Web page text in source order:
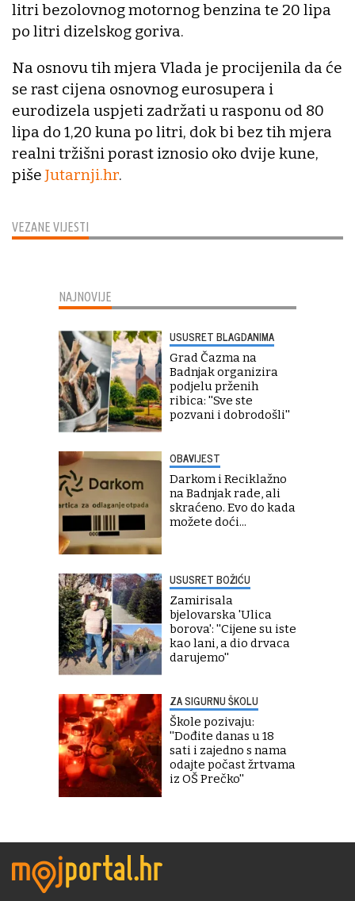
VEZANE VIJESTI
litri bezolovnog motornog benzina te 20 lipa
po litri dizelskog goriva.
Na osnovu tih mjera Vlada je procijenila da će
se rast cijena osnovnog eurosupera i
eurodizela uspjeti zadržati u rasponu od 80
lipa do 1,20 kuna po litri, dok bi bez tih mjera
realni tržišni porast iznosio oko dvije kune,
piše Jutarnji.hr.
NAJNOVIJE
USUSRET BLAGDANIMA
Grad Čazma na
Badnjak organizira
podjelu prženih
ribica: ''Sve ste
pozvani i dobrodošli''
OBAVIJEST
Darkom i Reciklažno
na Badnjak rade, ali
skraćeno. Evo do kada
možete doći...
USUSRET BOŽIĆU
Zamirisala
bjelovarska 'Ulica
borova': ''Cijene su iste
kao lani, a dio drvaca
darujemo''
ZA SIGURNU ŠKOLU
Škole pozivaju:
''Dođite danas u 18
sati i zajedno s nama
odajte počast žrtvama
iz OŠ Prečko''